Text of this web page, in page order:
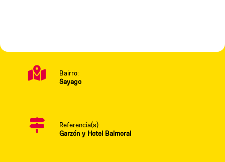
Bairro:
Sayago
Referencia(s):
Garzón y Hotel Balmoral